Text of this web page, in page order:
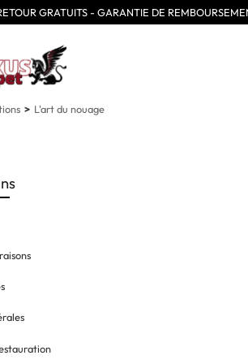
GRATUITS - GARANTIE DE
L'art du nouage